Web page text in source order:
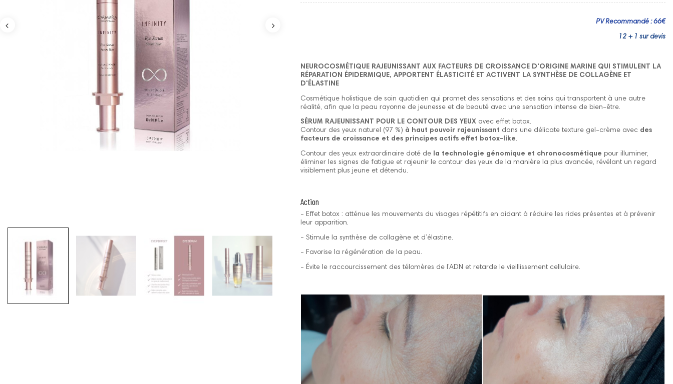
PV Recommandé : 66€
12 + 1 sur devis
NEUROCOSMÉTIQUE RAJEUNISSANT AUX FACTEURS DE CROISSANCE D'ORIGINE MARINE QUI STIMULENT LA
RÉPARATION ÉPIDERMIQUE, APPORTENT ÉLASTICITÉ ET ACTIVENT LA SYNTHÈSE DE COLLAGÈNE ET
D'ÉLASTINE
Cosmétique holistique de soin quotidien qui promet des sensations et des soins qui transportent à une autre
réalité, afin que la peau rayonne de jeunesse et de beauté avec une sensation intense de bien-être.
SÉRUM RAJEUNISSANT POUR LE CONTOUR DES YEUX avec effet botox.
Contour des yeux naturel (97 %) à haut pouvoir rajeunissant dans une délicate texture gel-crème avec des
facteurs de croissance et des principes actifs effet botox-like.
Contour des yeux extraordinaire doté de la technologie génomique et chronocosmétique pour illuminer,
éliminer les signes de fatigue et rajeunir le contour des yeux de la manière la plus avancée, révélant un regard
visiblement plus jeune et détendu.
Action
- Effet botox : atténue les mouvements du visages répétitifs en aidant à réduire les rides présentes et à prévenir
leur apparition.
- Stimule la synthèse de collagène et d’élastine.
- Favorise la régénération de la peau.
- Évite le raccourcissement des télomères de l’ADN et retarde le vieillissement cellulaire.